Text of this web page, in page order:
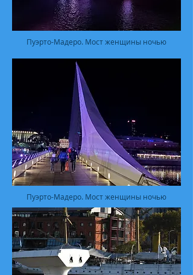
Пуэрто-Мадеро. Мост женщины ночью
Пуэрто-Мадеро. Мост женщины ночью